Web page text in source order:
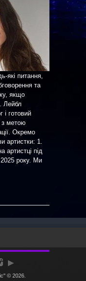
які питання,
та
якщо
Лейбл
і готовий
з метою
Окремо
артистки: 1.
артистці під
2025 року. Ми
© 2026.